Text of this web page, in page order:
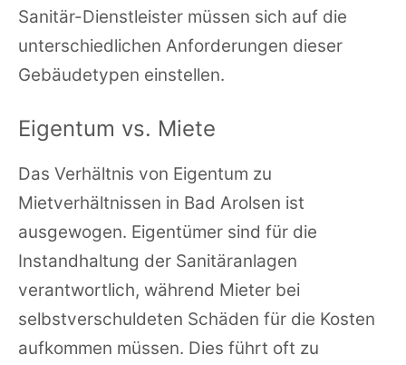
Sanitär-Dienstleister müssen sich auf die
unterschiedlichen Anforderungen dieser
Gebäudetypen einstellen.
Eigentum vs. Miete
Das Verhältnis von Eigentum zu
Mietverhältnissen in Bad Arolsen ist
ausgewogen. Eigentümer sind für die
Instandhaltung der Sanitäranlagen
verantwortlich, während Mieter bei
selbstverschuldeten Schäden für die Kosten
aufkommen müssen. Dies führt oft zu